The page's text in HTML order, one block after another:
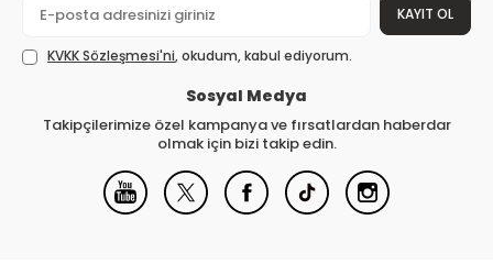
KAYIT OL
KVKK Sözleşmesi'ni, okudum, kabul ediyorum.
Sosyal Medya
Takipçilerimize özel kampanya ve fırsatlardan haberdar
olmak için bizi takip edin.